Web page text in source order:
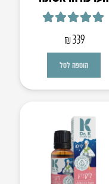
₪339
הוספה לסל